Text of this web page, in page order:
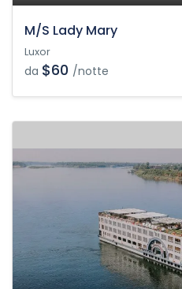
M/S Lady Mary
Luxor
da $60 /notte